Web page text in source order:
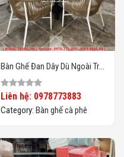
Bàn Ghế Đan Dây Dù Ngoài Trời
HTT05
Liên hệ: 0978773883
Category: Bàn ghế cà phê